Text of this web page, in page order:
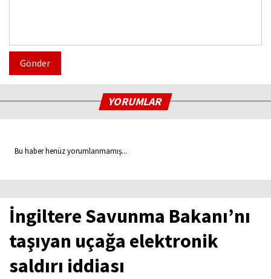
Gönder
YORUMLAR
Bu haber henüz yorumlanmamış...
İngiltere Savunma Bakanı’nı
taşıyan uçağa elektronik
saldırı iddiası